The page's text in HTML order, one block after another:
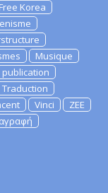
Free Korea
Musique
publication
Traduction
Vinci
ZEE